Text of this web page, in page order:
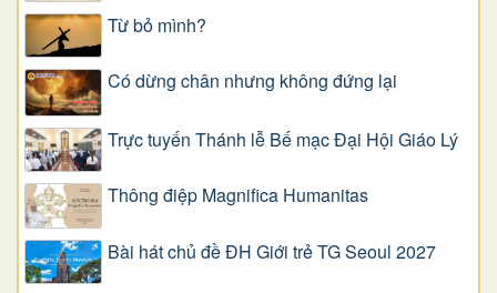
Từ bỏ mình?
Có dừng chân nhưng không đứng lại
Trực tuyến Thánh lễ Bế mạc Đại Hội Giáo Lý
Thông điệp Magnifica Humanitas
Bài hát chủ đề ĐH Giới trẻ TG Seoul 2027